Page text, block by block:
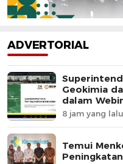
ADVERTORIAL
Geokimia
dalam
8 jam yang lalu
Temui